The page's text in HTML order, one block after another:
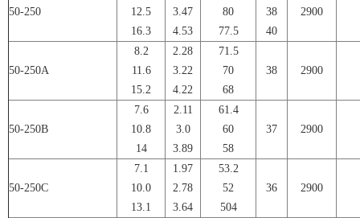
50-250
12.5
16.3
3.47
4.53
80
77.5
38
40
2900
50-250A
8.2
11.6
15.2
2.28
3.22
4.22
71.5
70
68
38 2900
50-250B
7.6
10.8
14
2.11
3.0
3.89
61.4
60
58
37 2900
50-250C
7.1
10.0
13.1
1.97
2.78
3.64
53.2
52
504
36 2900